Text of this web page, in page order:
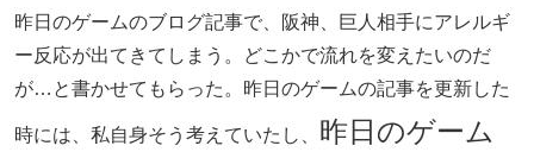
昨日のゲームのブログ記事で、阪神、巨人相手にアレルギ
ー反応が出てきてしまう。どこかで流れを変えたいのだ
が…と書かせてもらった。昨日のゲームの記事を更新した
時には、私自身そう考えていたし、 昨日のゲーム